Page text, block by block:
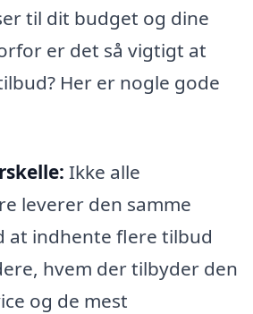
til dit budget og dine
er det så vigtigt at
Her er nogle gode
Ikke alle
leverer den samme
at indhente flere tilbud
hvem der tilbyder den
og de mest